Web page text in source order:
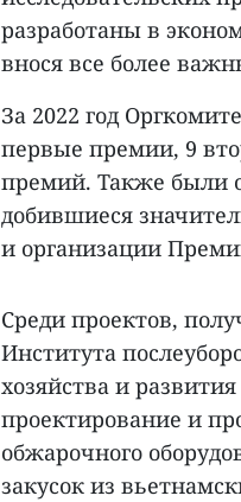
разработаны в
внося все более
За 2022 год
первые премии, 9
премий. Также были
добившиеся
и организации
Среди проектов,
Института
хозяйства и
проектирование и
обжарочного
закусок из